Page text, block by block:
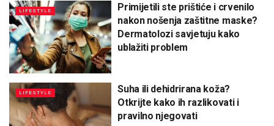
LIFESTYLE
Primijetili ste prištiće i crvenilo
nakon nošenja zaštitne maske?
Dermatolozi savjetuju kako
ublažiti problem
LIFESTYLE
Suha ili dehidrirana koža?
Otkrijte kako ih razlikovati i
pravilno njegovati